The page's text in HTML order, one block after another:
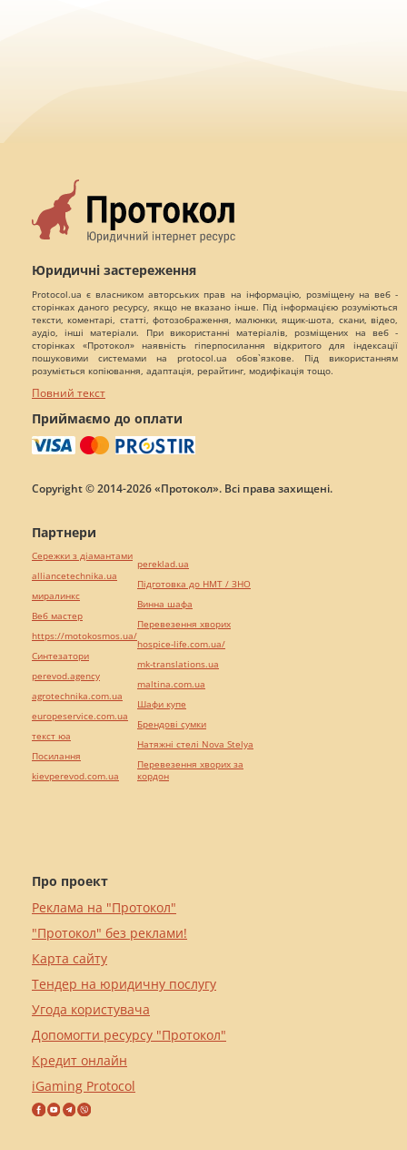
Юридичні застереження
Protocol.ua є власником авторських прав на інформацію, розміщену на веб -
сторінках даного ресурсу, якщо не вказано інше. Під інформацією розуміються
тексти, коментарі, статті, фотозображення, малюнки, ящик-шота, скани, відео,
аудіо, інші матеріали. При використанні матеріалів, розміщених на веб -
сторінках «Протокол» наявність гіперпосилання відкритого для індексації
пошуковими системами на protocol.ua обов`язкове. Під використанням
розуміється копіювання, адаптація, рерайтинг, модифікація тощо.
Повний текст
Приймаємо до оплати
Copyright © 2014-2026 «Протокол». Всі права захищені.
Про проект
Реклама на "Протокол"
"Протокол" без реклами!
Карта сайту
Тендер на юридичну послугу
Угода користувача
Допомогти ресурсу "Протокол"
Кредит онлайн
iGaming Protocol
Партнери
Сережки з діамантами
alliancetechnika.ua
миралинкс
Веб мастер
https://motokosmos.ua/
Синтезатори
perevod.agency
agrotechnika.com.ua
europeservice.com.ua
текст юа
Посилання
kievperevod.com.ua
pereklad.ua
Підготовка до НМТ / ЗНО
Винна шафа
Перевезення хворих
hospice-life.com.ua/
mk-translations.ua
maltina.com.ua
Шафи купе
Брендові сумки
Натяжні стелі Nova Stelya
Перевезення хворих за
кордон